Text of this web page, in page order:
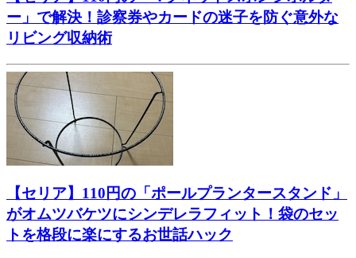
ー」で解決！診察券やカードの迷子を防ぐ意外な
リビング収納術
【セリア】110円の「ポールプランタースタンド」
がオムツバケツにシンデレラフィット！袋のセッ
トを格段に楽にするお世話ハック